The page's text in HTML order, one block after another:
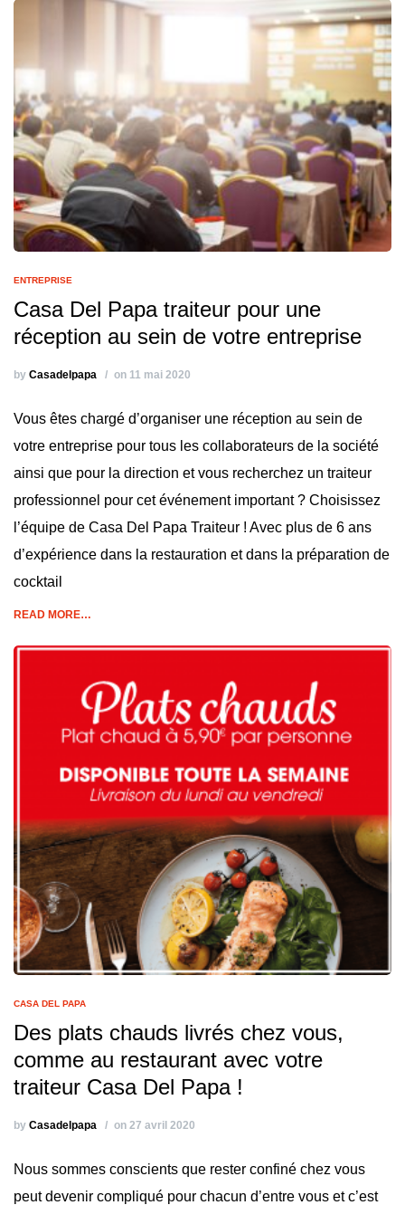
ENTREPRISE
Casa Del Papa traiteur pour une
réception au sein de votre entreprise
by Casadelpapa on 11 mai 2020
Vous êtes chargé d’organiser une réception au sein de
votre entreprise pour tous les collaborateurs de la société
ainsi que pour la direction et vous recherchez un traiteur
professionnel pour cet événement important ? Choisissez
l’équipe de Casa Del Papa Traiteur ! Avec plus de 6 ans
d’expérience dans la restauration et dans la préparation de
cocktail
READ MORE…
CASA DEL PAPA
Des plats chauds livrés chez vous,
comme au restaurant avec votre
traiteur Casa Del Papa !
by Casadelpapa on 27 avril 2020
Nous sommes conscients que rester confiné chez vous
peut devenir compliqué pour chacun d’entre vous et c’est